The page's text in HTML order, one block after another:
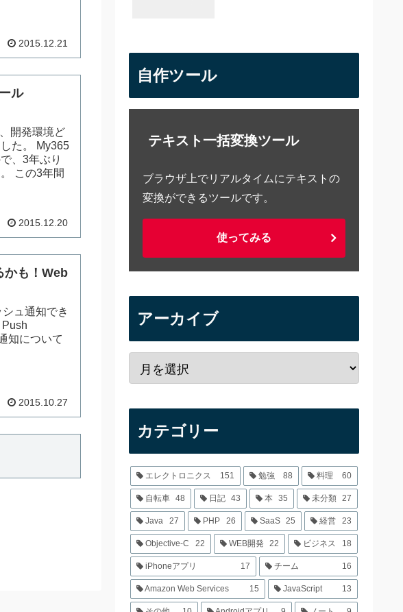
2015.12.21
ル
開発環境ど
た。 My365
、3年ぶり
この3年間
2015.12.20
かも！Web
ュ通知でき
知について
2015.10.27
自作ツール
テキスト一括変換ツール
ブラウザ上でリアルタイムにテキストの
変換ができるツールです。
使ってみる
アーカイブ
カテゴリー
エレクトロニクス 151 勉強 88 料理 60
自転車 48 日記 43 本 35 未分類 27
Java 27 PHP 26 SaaS 25 経営 23
Objective-C 22 WEB開発 22 ビジネス 18
iPhoneアプリ 17 チーム 16
Amazon Web Services 15 JavaScript 13